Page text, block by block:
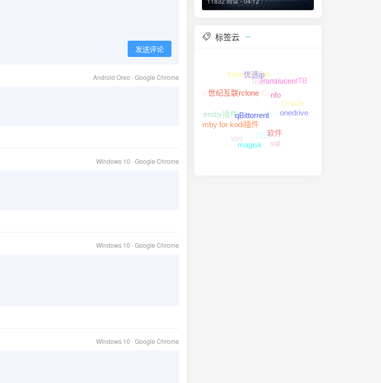
发送评论
Android Oreo · Google Chrome
Windows 10 · Google Chrome
Windows 10 · Google Chrome
Windows 10 · Google Chrome
标签云
sql
代理
sqlserver
Oracle
onedrive
软件
magisk
vps
emby
ftp
TrafficMonitor
TranslucentTB
nfo
qBittorrent
emby for kodi插件
emby插件
Transmission Remote GUI
transmission
优选ip